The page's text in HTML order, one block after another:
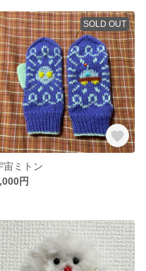
SOLD OUT
宙ミトン
円